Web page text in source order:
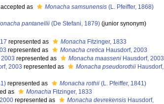
accepted as Monacha samsunensis (L. Pfeiffer, 1868)
pantanellii (De Stefani, 1879) (junior synonym)
represented as Monacha Fitzinger, 1833
represented as Monacha creticaHausdorf, 2003
represented as Monacha maasseniHausdorf, 2003
2003 represented as Monacha pseudorothiiHausdorf,
represented as Monacha rothii(L. Pfeiffer, 1841)
as Monacha Fitzinger, 1833
represented as Monacha devrekensisHausdorf,